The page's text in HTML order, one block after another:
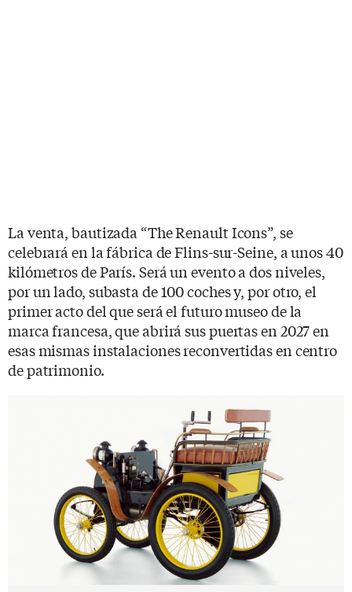
La venta, bautizada “The Renault Icons”, se
celebrará en la fábrica de Flins-sur-Seine, a unos 40
kilómetros de París. Será un evento a dos niveles,
por un lado, subasta de 100 coches y, por otro, el
primer acto del que será el futuro museo de la
marca francesa, que abrirá sus puertas en 2027 en
esas mismas instalaciones reconvertidas en centro
de patrimonio.